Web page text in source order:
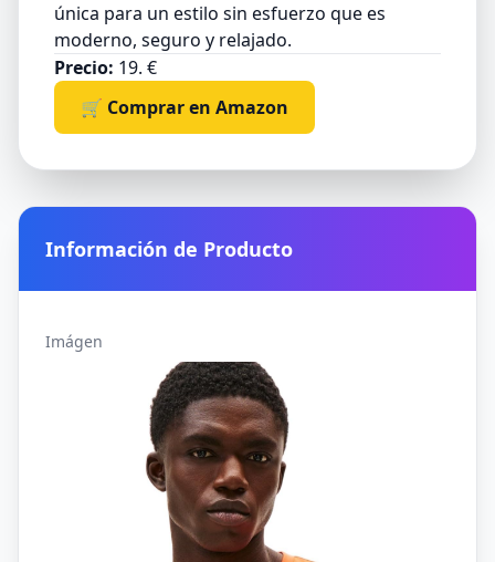
única para un estilo sin esfuerzo que es
moderno, seguro y relajado.
Precio: 19. €
🛒 Comprar en Amazon
Información de Producto
Imágen